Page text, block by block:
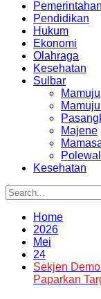
Pemerintahan
Pendidikan
Hukum
Ekonomi
Olahraga
Kesehatan
Sulbar
Mamuju
Majene
Kesehatan
Home
2026
Mei
24
Sekjen
Paparkan